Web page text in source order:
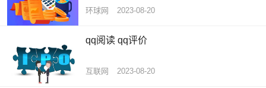
环球网 2023-08-20
qq阅读 qq评价
互联网 2023-08-20